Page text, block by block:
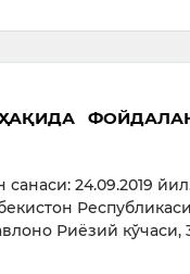
24.09.2019
Риёзий кўчаси,